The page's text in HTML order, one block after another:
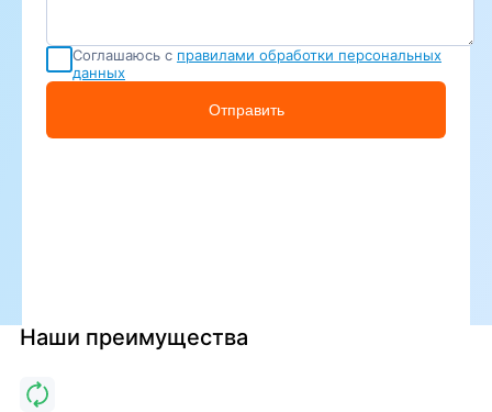
Соглашаюсь с правилами обработки персональных
данных
Отправить
Наши преимущества